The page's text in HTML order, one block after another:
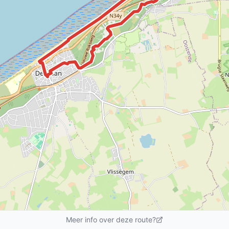
Meer info over deze route?